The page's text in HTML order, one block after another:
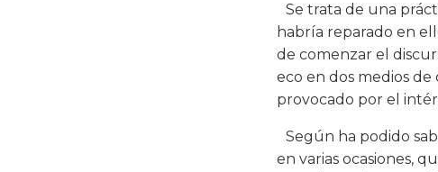
Se trata de una
habría reparado en
de comenzar el
eco en dos medios
provocado por el
Según ha podido
en varias ocasiones,